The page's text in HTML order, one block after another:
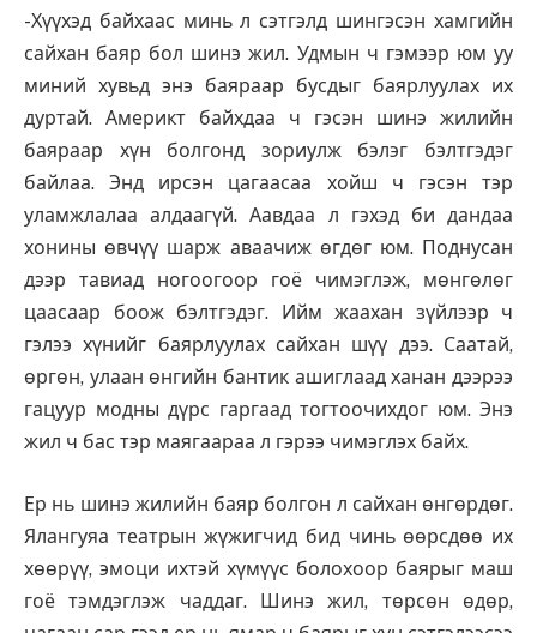
-Хүүхэд байхаас минь л сэтгэлд шингэсэн хамгийн
сайхан баяр бол шинэ жил. Удмын ч гэмээр юм уу
миний хувьд энэ баяраар бусдыг баярлуулах их
дуртай. Америкт байхдаа ч гэсэн шинэ жилийн
баяраар хүн болгонд зориулж бэлэг бэлтгэдэг
байлаа. Энд ирсэн цагаасаа хойш ч гэсэн тэр
уламжлалаа алдаагүй. Аавдаа л гэхэд би дандаа
хонины өвчүү шарж аваачиж өгдөг юм. Поднусан
дээр тавиад ногоогоор гоё чимэглэж, мөнгөлөг
цаасаар боож бэлтгэдэг. Ийм жаахан зүйлээр ч
гэлээ хүнийг баярлуулах сайхан шүү дээ. Саатай,
өргөн, улаан өнгийн бантик ашиглаад ханан дээрээ
гацуур модны дүрс гаргаад тогтоочихдог юм. Энэ
жил ч бас тэр маягаараа л гэрээ чимэглэх байх.
Ер нь шинэ жилийн баяр болгон л сайхан өнгөрдөг.
Ялангуяа театрын жүжигчид бид чинь өөрсдөө их
хөөрүү, эмоци ихтэй хүмүүс болохоор баярыг маш
гоё тэмдэглэж чаддаг. Шинэ жил, төрсөн өдөр,